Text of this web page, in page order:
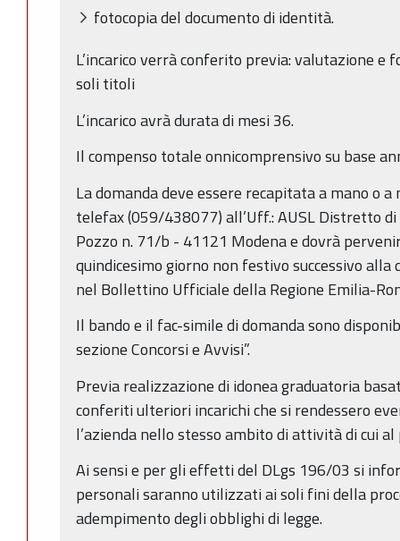
fotocopia del documento di identità.
L’incarico verrà conferito previa: valutazione e
soli titoli
L’incarico avrà durata di mesi 36.
Il compenso totale onnicomprensivo su base
La domanda deve essere recapitata a mano o
telefax (059/438077) all’Uff.: AUSL Distretto
Pozzo n. 71/b - 41121 Modena e dovrà
quindicesimo giorno non festivo successivo
nel Bollettino Ufficiale della Regione Emilia-
Il bando e il fac-simile di domanda sono
sezione Concorsi e Avvisi”.
Previa realizzazione di idonea graduatoria
conferiti ulteriori incarichi che si rendessero
l’azienda nello stesso ambito di attività di cui
Ai sensi e per gli effetti del DLgs 196/03 si
personali saranno utilizzati ai soli fini della
adempimento degli obblighi di legge.